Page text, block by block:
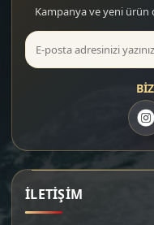
Kampanya ve yeni ürün
İLETİŞİM